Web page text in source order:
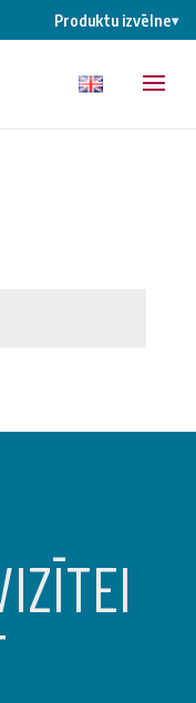
Produktu izvēlne▾